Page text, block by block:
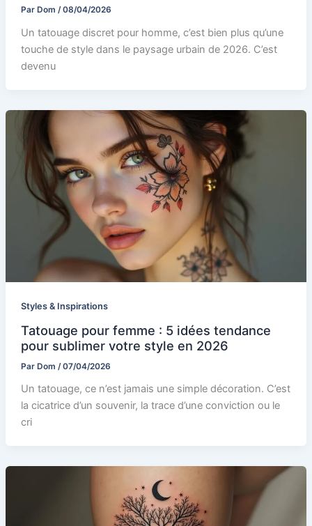
Par Dom /08/04/2026
Un tatouage discret pour homme, c’est bien plus qu’une
touche de style dans le paysage urbain de 2026. C’est
devenu
Styles & Inspirations
Tatouage pour femme : 5 idées tendance
pour sublimer votre style en 2026
Par Dom /07/04/2026
Un tatouage, ce n’est jamais une simple décoration. C’est
la cicatrice d’un souvenir, la trace d’une conviction ou le
cri